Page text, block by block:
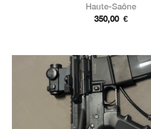
Haute-Saône
350,00 €